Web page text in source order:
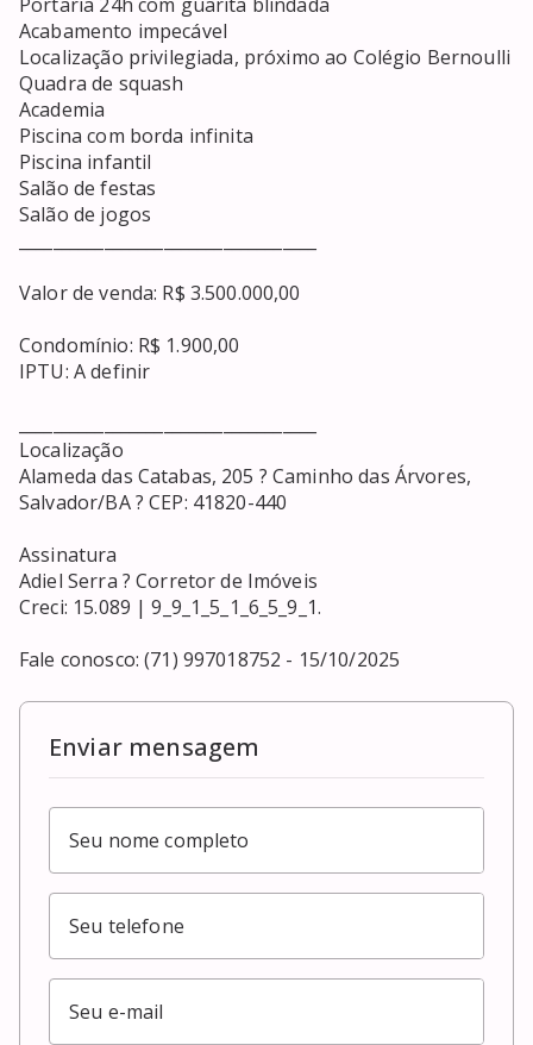
Acabamento impecável
Localização privilegiada, próximo ao Colégio Bernoulli
Quadra de squash
Academia
Piscina com borda infinita
Piscina infantil
Salão de festas
Salão de jogos
Valor de venda: R$ 3.500.000,00
Condomínio: R$ 1.900,00
IPTU: A definir
Localização
Alameda das Catabas, 205 ? Caminho das Árvores,
Salvador/BA ? CEP: 41820-440
Assinatura
Adiel Serra ? Corretor de Imóveis
Creci: 15.089 | 9_9_1_5_1_6_5_9_1.
Fale conosco: (71) 997018752 - 15/10/2025
Enviar mensagem